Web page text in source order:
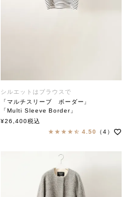
シルエットはブラウスで
「マルチスリーブ ボーダー」
「Multi Sleeve Border」
soutiencollar（ステンカラー）
¥26,400税込
4.50
（4）